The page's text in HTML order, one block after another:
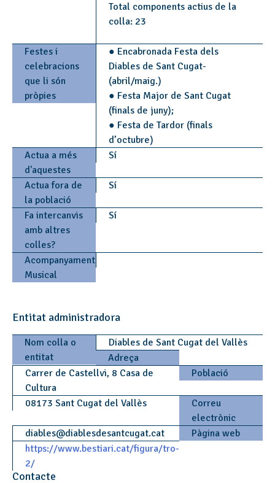
Total components actius de la
colla: 23
Festes i
celebracions
que li són
pròpies
● Encabronada Festa dels
Diables de Sant Cugat-
(abril/maig.)
● Festa Major de Sant Cugat
(finals de juny);
● Festa de Tardor (finals
d’octubre)
Actua a més
d'aquestes
Sí
Actua fora de
la població
Sí
Fa intercanvis
amb altres
colles?
Sí
Acompanyament
Musical
Entitat administradora
Nom colla o
entitat
Diables de Sant Cugat del Vallès
Adreça
Carrer de Castellvi, 8 Casa de
Cultura
Població
08173 Sant Cugat del Vallès
Correu
electrònic
diables@diablesdesantcugat.cat
Pàgina web
https://www.bestiari.cat/figura/tro-
2/
Contacte